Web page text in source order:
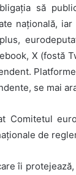
să
națională,
X (fostă
se mai
de
îi